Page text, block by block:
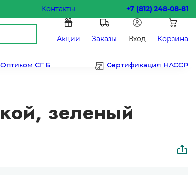
Контакты +7 (812) 248-08-81
Акции Заказы Вход Корзина
Оптиком СПБ Сертификация HACCP
зеленый